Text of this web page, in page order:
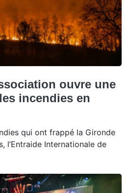
ouvre une
incendies en
qui ont frappé la Gironde
l’Entraide Internationale de